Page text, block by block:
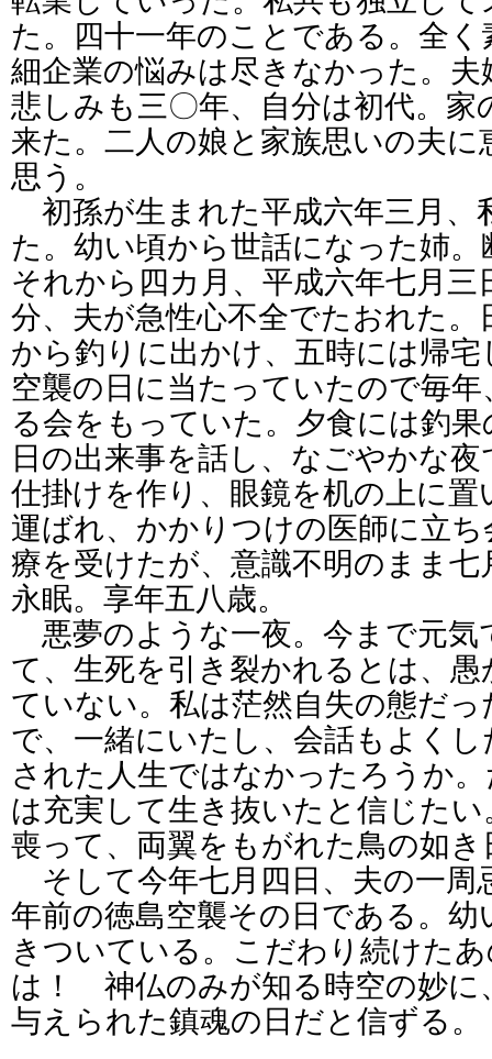
た。四十一年のことである。全
細企業の悩みは尽きなかった。
悲しみも三〇年、自分は初代。
来た。二人の娘と家族思いの夫
思う。
初孫が生まれた平成六年三月、
た。幼い頃から世話になった姉
それから四カ月、平成六年七月三
分、夫が急性心不全でたおれた
から釣りに出かけ、五時には帰
空襲の日に当たっていたので毎
る会をもっていた。夕食には釣
日の出来事を話し、なごやかな
仕掛けを作り、眼鏡を机の上に
運ばれ、かかりつけの医師に立
療を受けたが、意識不明のまま七
永眠。享年五八歳。
悪夢のような一夜。今まで元気
て、生死を引き裂かれるとは、
ていない。私は茫然自失の態だ
で、一緒にいたし、会話もよく
された人生ではなかったろうか
は充実して生き抜いたと信じた
喪って、両翼をもがれた鳥の如
そして今年七月四日、夫の一周
年前の徳島空襲その日である。
きついている。こだわり続けた
は！ 神仏のみが知る時空の妙に
与えられた鎮魂の日だと信ずる。